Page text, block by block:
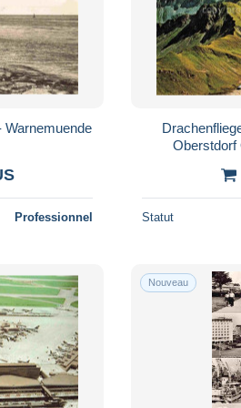
Warnemuende
Professionnel
Oberstdorf
Statut
Nouveau